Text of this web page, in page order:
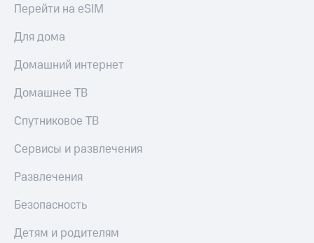
Перейти на eSIM
Для дома
Домашний интернет
Домашнее ТВ
Спутниковое ТВ
Сервисы и развлечения
Развлечения
Безопасность
Детям и родителям